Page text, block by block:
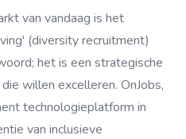
van vandaag is het
(diversity recruitment)
het is een strategische
willen excelleren. OnJobs,
technologieplatform in
van inclusieve